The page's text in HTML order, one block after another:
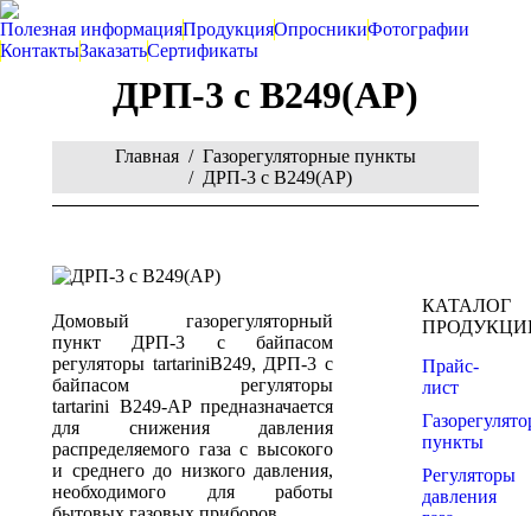
Полезная информацияПродукцияОпросникиФотографии
КонтактыЗаказатьСертификаты
ДРП-3 с B249(АР)
You are here:
Главная
Газорегуляторные пункты
ДРП-3 с B249(АР)
Домовый газорегуляторный
пункт ДРП-3 с байпасом
регуляторы tartariniB249, ДРП-3 с
байпасом регуляторы
tartarini B249-AP предназначается
для снижения давления
распределяемого газа с высокого
и среднего до низкого давления,
необходимого для работы
КАТАЛОГ
Прайс-
лист
пункты
Регуляторы
давления